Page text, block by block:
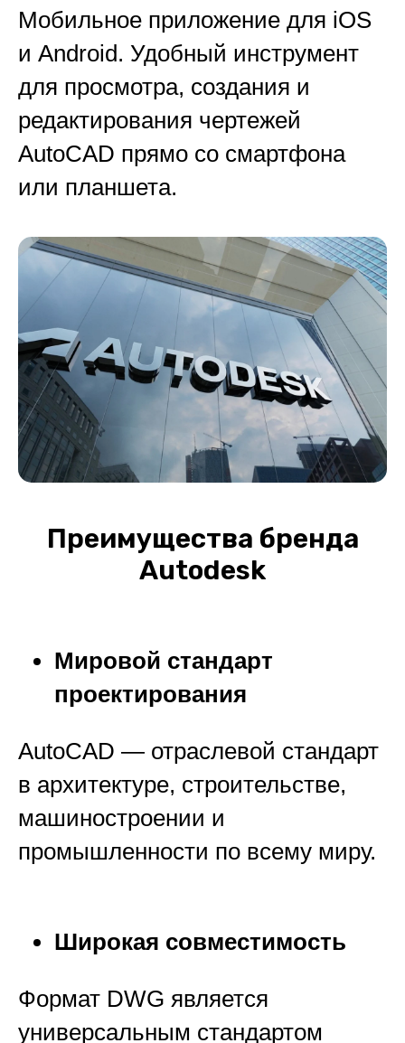
Мобильное приложение для iOS
и Android. Удобный инструмент
для просмотра, создания и
редактирования чертежей
AutoCAD прямо со смартфона
или планшета.
Преимущества бренда
Autodesk
Мировой стандарт
проектирования
AutoCAD — отраслевой стандарт
в архитектуре, строительстве,
машиностроении и
промышленности по всему миру.
Широкая совместимость
Формат DWG является
универсальным стандартом